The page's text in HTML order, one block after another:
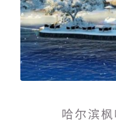
哈尔滨